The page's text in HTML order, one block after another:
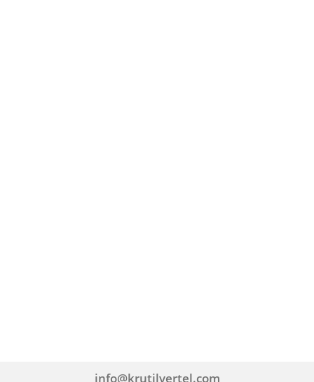
info@krutilvertel.com